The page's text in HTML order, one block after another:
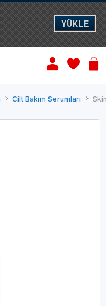
Cilt Bakım Serumları
YÜKLE